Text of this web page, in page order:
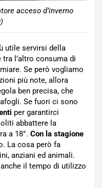
acceso d’inverno
utile servirsi della
l’altro consuma di
Se però vogliamo
più note, allora
ben precisa, che
Se fuori ci sono
per garantirci
abbattere la
a 18°. Con la stagione
La cosa però fa
anziani ed animali.
il tempo di utilizzo